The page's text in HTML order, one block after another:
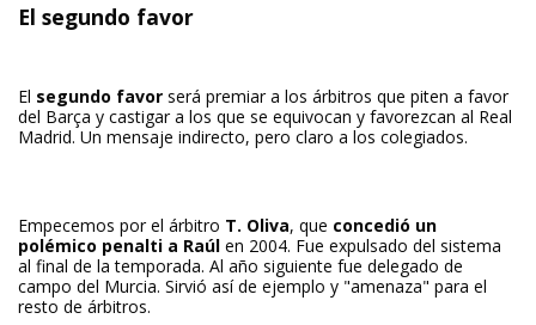
El segundo favor
El segundo favor será premiar a los árbitros que piten a favor
del Barça y castigar a los que se equivocan y favorezcan al Real
Madrid. Un mensaje indirecto, pero claro a los colegiados.
Empecemos por el árbitro T. Oliva, que concedió un
polémico penalti a Raúl en 2004. Fue expulsado del sistema
al final de la temporada. Al año siguiente fue delegado de
campo del Murcia. Sirvió así de ejemplo y "amenaza" para el
resto de árbitros.